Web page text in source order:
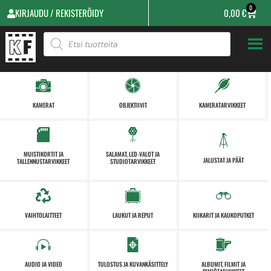
KIRJAUDU / REKISTERÖIDY 0,00€ 0
KAMERAT OBJEKTIIVIT KAMERATARVIKKEET
MUISTIKORTIT JA
TALLENNUSTARVIKKEET
SALAMAT, LED-VALOT JA
STUDIOTARVIKKEET
JALUSTAT JA PÄÄT
VAIHTOLAITTEET LAUKUT JA REPUT KIIKARIT JA KAUKOPUTKET
AUDIO JA VIDEO TULOSTUS JA KUVANKÄSITTELY
ALBUMIT, FILMIT JA